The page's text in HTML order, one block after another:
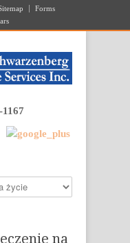
Forms
na